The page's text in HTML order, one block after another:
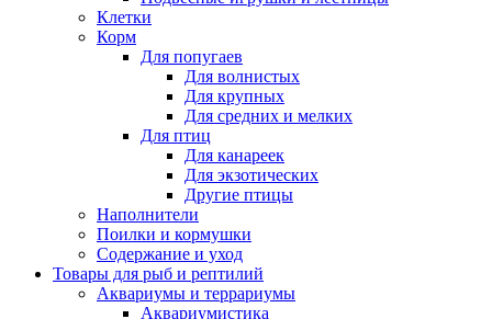
Клетки
Корм
Для попугаев
Для волнистых
Для крупных
Для средних и мелких
Для птиц
Для канареек
Для экзотических
Другие птицы
Наполнители
Поилки и кормушки
Содержание и уход
Товары для рыб и рептилий
Аквариумы и террариумы
Аквариумистика